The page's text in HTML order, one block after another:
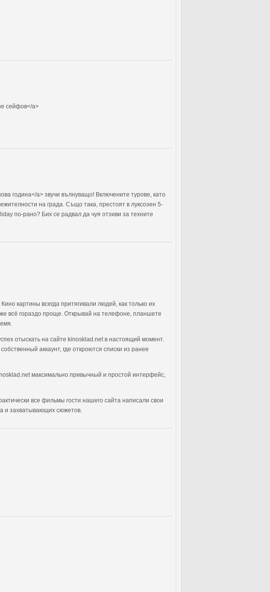
сейфов</a>
година</a> звучи вълнуващо! Включените турове, като
на града. Също така, престоят в луксозен 5-
по-рано? Бих се радвал да чуя отзиви за техните
картины всегда притягивали людей, как только их
всё гораздо проще. Открывай на телефоне, планшете
отыскать на сайте kinosklad.net в настоящий момент.
аккаунт, где откроются списки из ранее
максимально привычный и простой интерфейс,
все фильмы гости нашего сайта написали свои
и захватывающих сюжетов.